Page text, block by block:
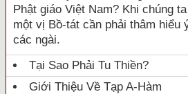
Phật giáo Việt Nam? Khi chúng
một vị Bồ-tát cần phải thâm hiểu
các ngài.
Tại Sao Phải Tu Thiền?
Giới Thiệu Về Tạp A-Hàm